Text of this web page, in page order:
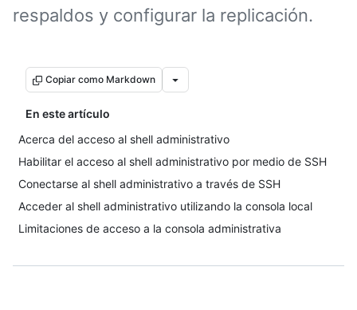
respaldos y configurar la replicación.
Copiar como Markdown
En este artículo
Acerca del acceso al shell administrativo
Habilitar el acceso al shell administrativo por medio de SSH
Conectarse al shell administrativo a través de SSH
Acceder al shell administrativo utilizando la consola local
Limitaciones de acceso a la consola administrativa